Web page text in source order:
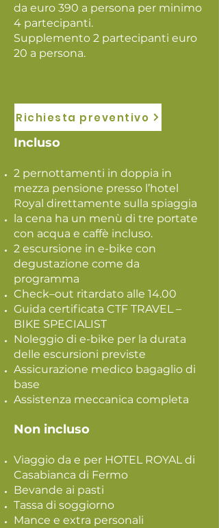
da euro 390 a persona per minimo
4 partecipanti.
Supplemento 2 partecipanti euro
20 a persona.
Incluso
2 pernottamenti in doppia in
mezza pensione presso l’hotel
Royal direttamente sulla spiaggia
la cena ha un menù di tre portate
con acqua e caffè incluso.
2 escursione in e-bike con
degustazione come da
programma
Check–out ritardato alle 14.00
Guida certificata CTF TRAVEL –
BIKE SPECIALIST
Noleggio di e-bike per la durata
delle escursioni previste
Assicurazione medico bagaglio di
base
Assistenza meccanica completa
Non incluso
Viaggio da e per HOTEL ROYAL di
Casabianca di Fermo
Bevande ai pasti
Tassa di soggiorno
Mance e extra personali
Richiesta preventivo